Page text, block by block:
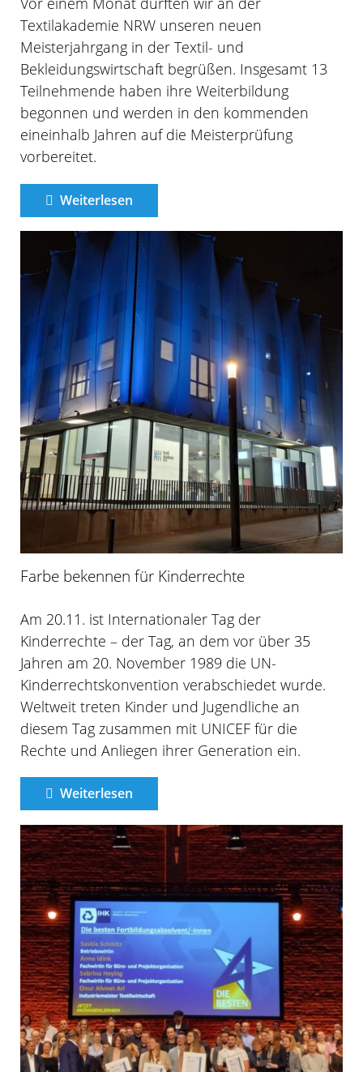
Textilakademie NRW unseren neuen
Meisterjahrgang in der Textil- und
Bekleidungswirtschaft begrüßen. Insgesamt 13
Teilnehmende haben ihre Weiterbildung
begonnen und werden in den kommenden
eineinhalb Jahren auf die Meisterprüfung
vorbereitet.
Weiterlesen
Farbe bekennen für Kinderrechte
Am 20.11. ist Internationaler Tag der
Kinderrechte – der Tag, an dem vor über 35
Jahren am 20. November 1989 die UN-
Kinderrechtskonvention verabschiedet wurde.
Weltweit treten Kinder und Jugendliche an
diesem Tag zusammen mit UNICEF für die
Rechte und Anliegen ihrer Generation ein.
Weiterlesen